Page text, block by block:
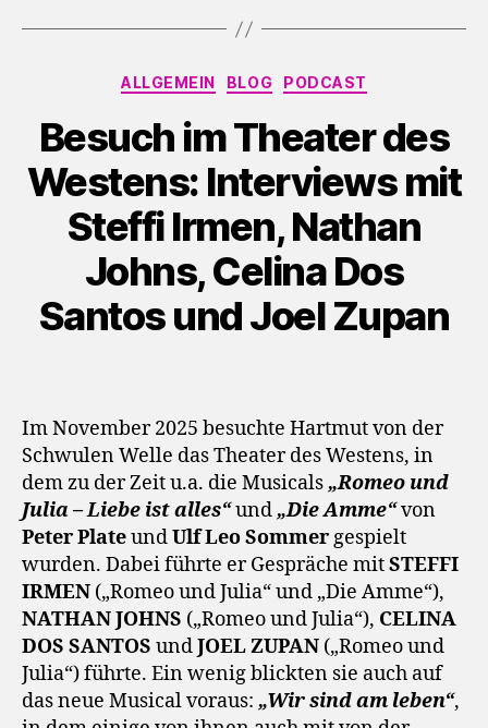
y
Kategorien
ALLGEMEIN BLOG PODCAST
Besuch im Theater des
Westens: Interviews mit
Steffi Irmen, Nathan
Johns, Celina Dos
Santos und Joel Zupan
Im November 2025 besuchte Hartmut von der
Schwulen Welle das Theater des Westens, in
dem zu der Zeit u.a. die Musicals „Romeo und
Julia – Liebe ist alles“und „Die Amme“von
Peter PlateundUlf Leo Sommergespielt
wurden. Dabei führte er Gespräche mitSTEFFI
IRMEN („Romeo und Julia“ und „Die Amme“),
NATHAN JOHNS („Romeo und Julia“), CELINA
DOS SANTOS undJOEL ZUPAN („Romeo und
Julia“) führte. Ein wenig blickten sie auch auf
das neue Musical voraus: „Wir sind am leben“,